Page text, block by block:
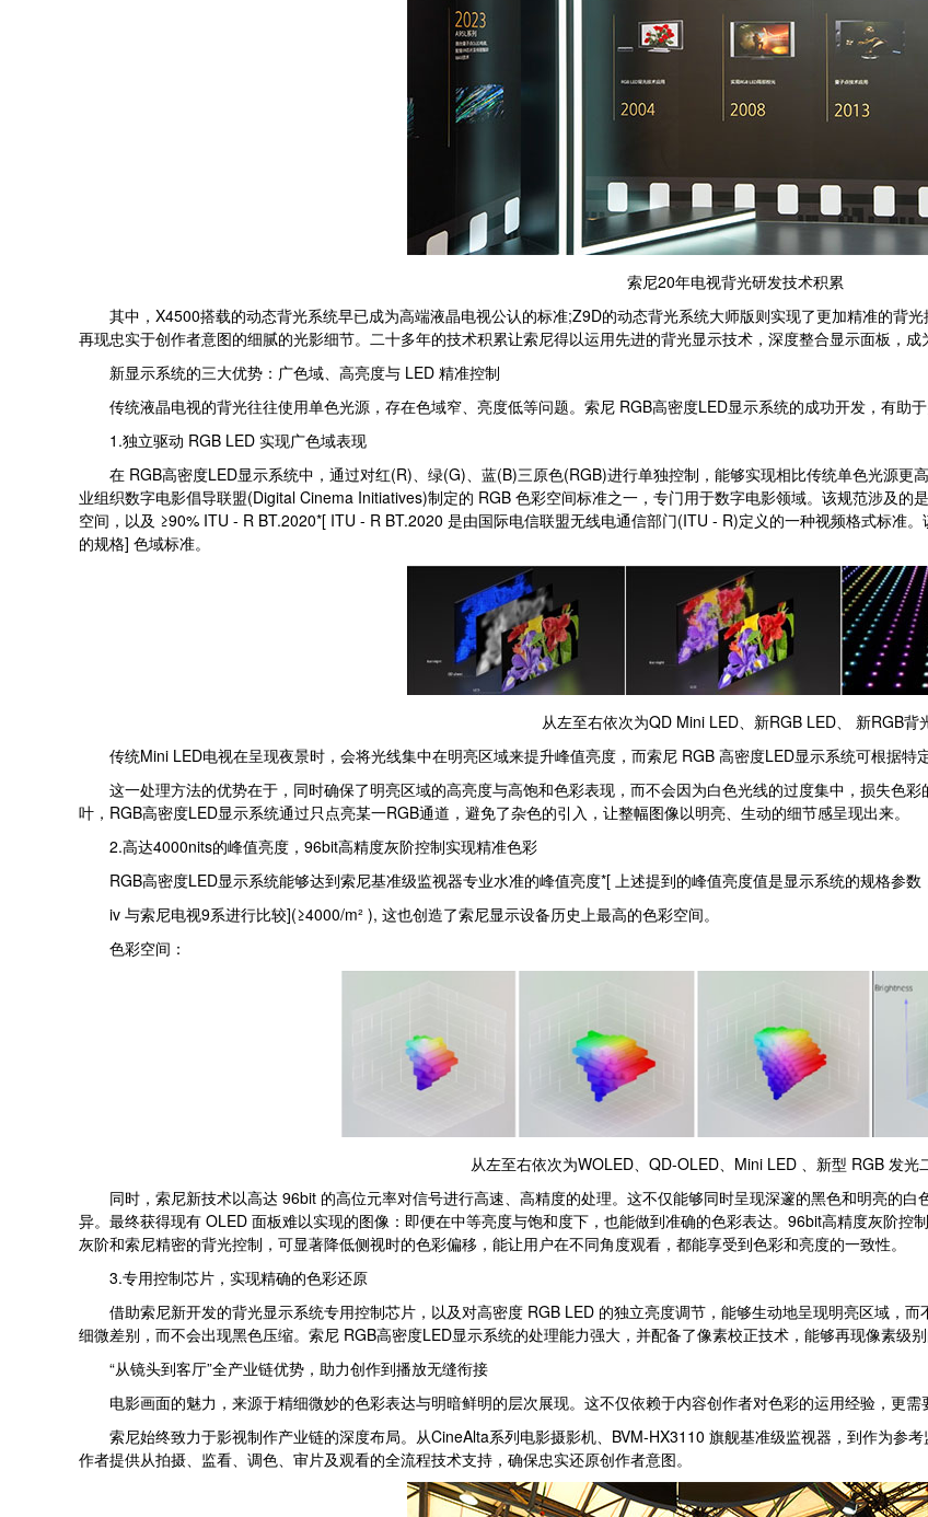
索尼20年电视背光研发技术积累
其中，X4500搭载的动态背光系统早已成为高端液晶电视公认的标准;Z9D的动态背光系统大师版则实现了更加精准的背光
再现忠实于创作者意图的细腻的光影细节。二十多年的技术积累让索尼得以运用先进的背光显示技术，深度整合显示面板，成
新显示系统的三大优势：广色域、高亮度与 LED 精准控制
传统液晶电视的背光往往使用单色光源，存在色域窄、亮度低等问题。索尼 RGB高密度LED显示系统的成功开发，有助于
1.独立驱动 RGB LED 实现广色域表现
在 RGB高密度LED显示系统中，通过对红(R)、绿(G)、蓝(B)三原色(RGB)进行单独控制，能够实现相比传统单色光源更
业组织数字电影倡导联盟(Digital Cinema Initiatives)制定的 RGB 色彩空间标准之一，专门用于数字电影领域。该规范涉及
空间，以及 ≥90% ITU - R BT.2020*[ ITU - R BT.2020 是由国际电信联盟无线电通信部门(ITU - R)定义的一种视频格式标准
的规格] 色域标准。
从左至右依次为QD Mini LED、新RGB LED、 新RGB背
传统Mini LED电视在呈现夜景时，会将光线集中在明亮区域来提升峰值亮度，而索尼 RGB 高密度LED显示系统可根据特
这一处理方法的优势在于，同时确保了明亮区域的高亮度与高饱和色彩表现，而不会因为白色光线的过度集中，损失色
叶，RGB高密度LED显示系统通过只点亮某一RGB通道，避免了杂色的引入，让整幅图像以明亮、生动的细节感呈现出来。
2.高达4000nits的峰值亮度，96bit高精度灰阶控制实现精准色彩
RGB高密度LED显示系统能够达到索尼基准级监视器专业水准的峰值亮度*[ 上述提到的峰值亮度值是显示系统的规格参数
iv 与索尼电视9系进行比较](≥4000/m² ), 这也创造了索尼显示设备历史上最高的色彩空间。
色彩空间：
从左至右依次为WOLED、QD-OLED、Mini LED 、新型 RGB 发光
同时，索尼新技术以高达 96bit 的高位元率对信号进行高速、高精度的处理。这不仅能够同时呈现深邃的黑色和明亮的白
异。最终获得现有 OLED 面板难以实现的图像：即便在中等亮度与饱和度下，也能做到准确的色彩表达。96bit高精度灰阶
灰阶和索尼精密的背光控制，可显著降低侧视时的色彩偏移，能让用户在不同角度观看，都能享受到色彩和亮度的一致性。
3.专用控制芯片，实现精确的色彩还原
借助索尼新开发的背光显示系统专用控制芯片，以及对高密度 RGB LED 的独立亮度调节，能够生动地呈现明亮区域，而
细微差别，而不会出现黑色压缩。索尼 RGB高密度LED显示系统的处理能力强大，并配备了像素校正技术，能够再现像素级
“从镜头到客厅”全产业链优势，助力创作到播放无缝衔接
电影画面的魅力，来源于精细微妙的色彩表达与明暗鲜明的层次展现。这不仅依赖于内容创作者对色彩的运用经验，更需
索尼始终致力于影视制作产业链的深度布局。从CineAlta系列电影摄影机、BVM-HX3110 旗舰基准级监视器，到作为参
作者提供从拍摄、监看、调色、审片及观看的全流程技术支持，确保忠实还原创作者意图。